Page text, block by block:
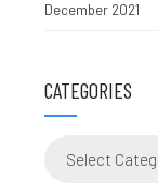
December 2021
CATEGORIES
Select